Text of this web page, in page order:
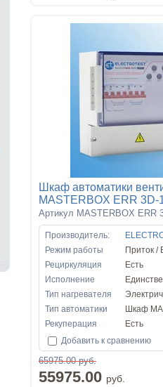
Шкаф автоматики
MASTERBOX ERR 3D-
Артикул MASTERBOX ERR
Производитель:
Режим работы
Приток /
Рециркуляция
Есть
Исполнение
Тип нагревателя
Тип автоматики
Шкаф
Рекуперация
Есть
Добавить к сравнению
65975.00 руб.
55975.00 руб.